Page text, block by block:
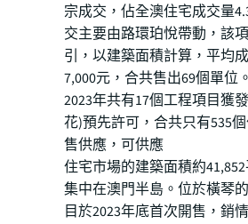
宗成交，佔全澳住宅成交量
交主要由路環珀悅帶動，該
引，以建築面積計算，平均
7,000元，合共售出69個單位。
2023年共有17個工程項目獲
花)預先許可，合共只有535
售供應，可供應
住宅市場的建築面積約
集中在澳門半島。位於橫琴
目於2023年底首次開售，銷